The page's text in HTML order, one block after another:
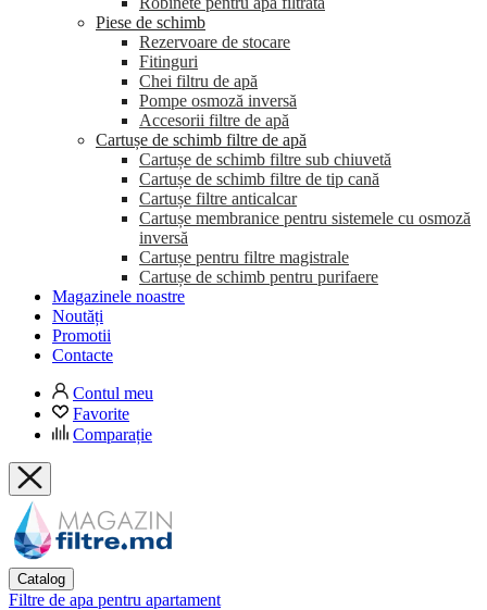
Piese de schimb
Rezervoare de stocare
Fitinguri
Chei filtru de apă
Pompe osmoză inversă
Accesorii filtre de apă
Cartușe de schimb filtre de apă
Cartușe de schimb filtre sub chiuvetă
Cartușe de schimb filtre de tip cană
Cartușe filtre anticalcar
Cartușe membranice pentru sistemele cu osmoză
inversă
Cartușe pentru filtre magistrale
Cartușe de schimb pentru purifaere
Magazinele noastre
Noutăți
Promotii
Contacte
Contul meu
Favorite
Comparație
Catalog
Filtre de apa pentru apartament